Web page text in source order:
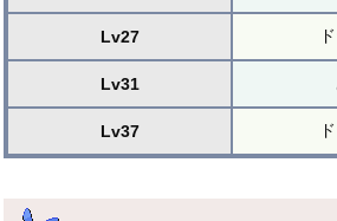
Lv27
Lv31
Lv37